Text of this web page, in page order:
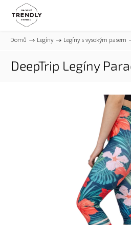
Domů / Legíny / Legíny s vysokým pasem /
DeepTrip Legíny